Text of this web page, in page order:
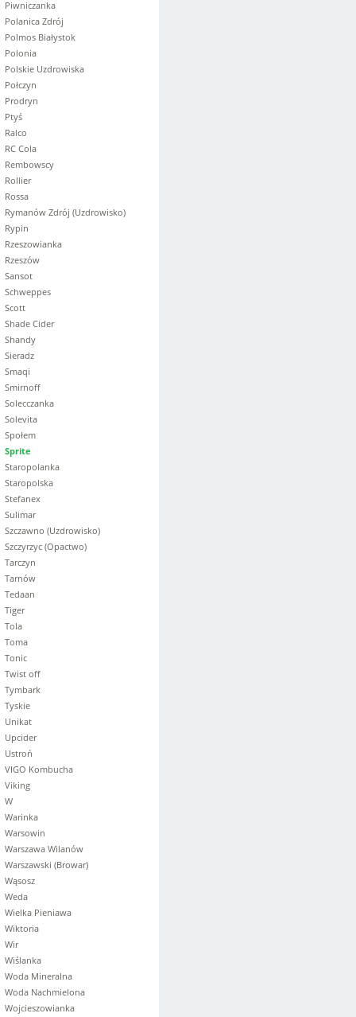
Piwniczanka
Polanica Zdrój
Polmos Białystok
Polonia
Polskie Uzdrowiska
Połczyn
Prodryn
Ptyś
Ralco
RC Cola
Rembowscy
Rollier
Rossa
Rymanów Zdrój (Uzdrowisko)
Rypin
Rzeszowianka
Rzeszów
Sansot
Schweppes
Scott
Shade Cider
Shandy
Sieradz
Smaqi
Smirnoff
Solecczanka
Solevita
Społem
Sprite
Staropolanka
Staropolska
Stefanex
Sulimar
Szczawno (Uzdrowisko)
Szczyrzyc (Opactwo)
Tarczyn
Tarnów
Tedaan
Tiger
Tola
Toma
Tonic
Twist off
Tymbark
Tyskie
Unikat
Upcider
Ustroń
VIGO Kombucha
Viking
W
Warinka
Warsowin
Warszawa Wilanów
Warszawski (Browar)
Wąsosz
Weda
Wielka Pieniawa
Wiktoria
Wir
Wiślanka
Woda Mineralna
Woda Nachmielona
Wojcieszowianka